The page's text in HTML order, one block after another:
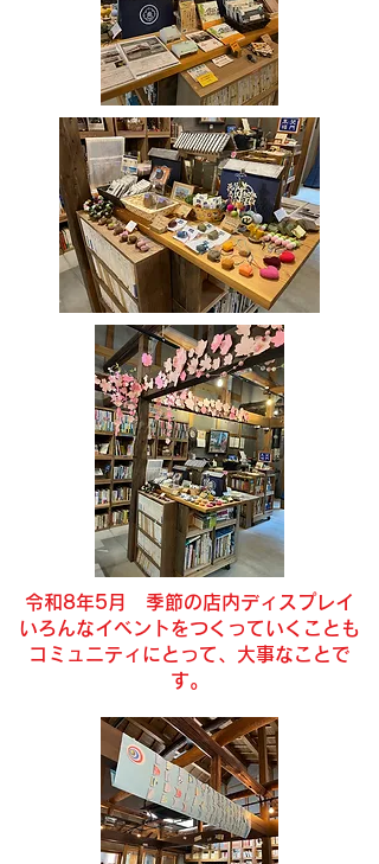
令和8年5月 ​季節の店内ディスプレイ
​いろんなイベントをつくっていくことも
コミュニティにとって、大事なことで
す。